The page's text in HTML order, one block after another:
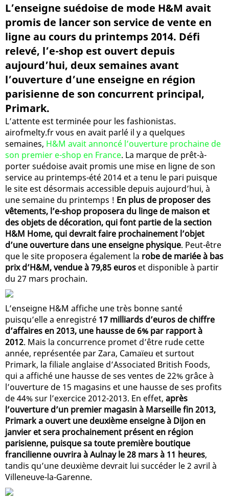
L’enseigne suédoise de mode H&M avait
promis de lancer son service de vente en
ligne au cours du printemps 2014. Défi
relevé, l’e-shop est ouvert depuis
aujourd’hui, deux semaines avant
l’ouverture d’une enseigne en région
parisienne de son concurrent principal,
Primark.
L’attente est terminée pour les fashionistas.
airofmelty.fr vous en avait parlé il y a quelques
semaines, H&M avait annoncé l’ouverture prochaine de
son premier e-shop en France. La marque de prêt-à-
porter suédoise avait promis une mise en ligne de son
service au printemps-été 2014 et a tenu le pari puisque
le site est désormais accessible depuis aujourd’hui, à
une semaine du printemps ! En plus de proposer des
vêtements, l’e-shop proposera du linge de maison et
des objets de décoration, qui font partie de la section
H&M Home, qui devrait faire prochainement l’objet
d’une ouverture dans une enseigne physique. Peut-être
que le site proposera également la robe de mariée à bas
prix d’H&M, vendue à 79,85 euros et disponible à partir
du 27 mars prochain.
L’enseigne H&M affiche une très bonne santé
puisqu’elle a enregistré 17 milliards d’euros de chiffre
d’affaires en 2013, une hausse de 6% par rapport à
2012. Mais la concurrence promet d’être rude cette
année, représentée par Zara, Camaïeu et surtout
Primark, la filiale anglaise d’Associated British Foods,
qui a affiché une hausse de ses ventes de 22% grâce à
l’ouverture de 15 magasins et une hausse de ses profits
de 44% sur l’exercice 2012-2013. En effet, après
l’ouverture d’un premier magasin à Marseille fin 2013,
Primark a ouvert une deuxième enseigne à Dijon en
janvier et sera prochainement présent en région
parisienne, puisque sa toute première boutique
francilienne ouvrira à Aulnay le 28 mars à 11 heures,
tandis qu’une deuxième devrait lui succéder le 2 avril à
Villeneuve-la-Garenne.